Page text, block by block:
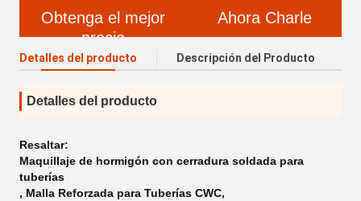
Obtenga el mejor
precio
Ahora Charle
Detalles del producto Descripción del Producto
Detalles del producto
Resaltar:
Maquillaje de hormigón con cerradura soldada para
tuberías
, Malla Reforzada para Tuberías CWC,